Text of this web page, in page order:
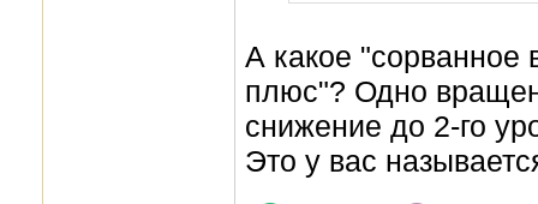
А какое "сорванное
плюс"? Одно
снижение до 2-го
Это у вас